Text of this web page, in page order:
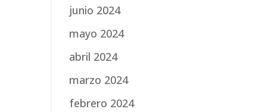
junio 2024
mayo 2024
abril 2024
marzo 2024
febrero 2024